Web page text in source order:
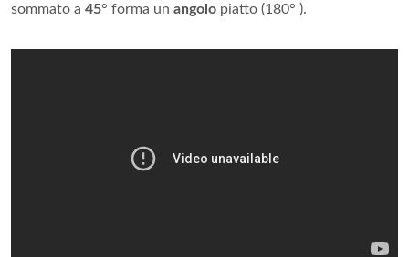
sommato a 45° forma un angolo piatto (180° ).